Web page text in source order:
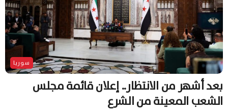
سوريا
بعد أشهر من الانتظار.. إعلان قائمة مجلس
الشعب المعينة من الشرع